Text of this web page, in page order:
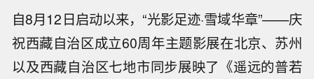
自8月12日启动以来，“光影足迹·雪域华章”——庆
祝西藏自治区成立60周年主题影展在北京、苏州
以及西藏自治区七地市同步展映了《遥远的普若